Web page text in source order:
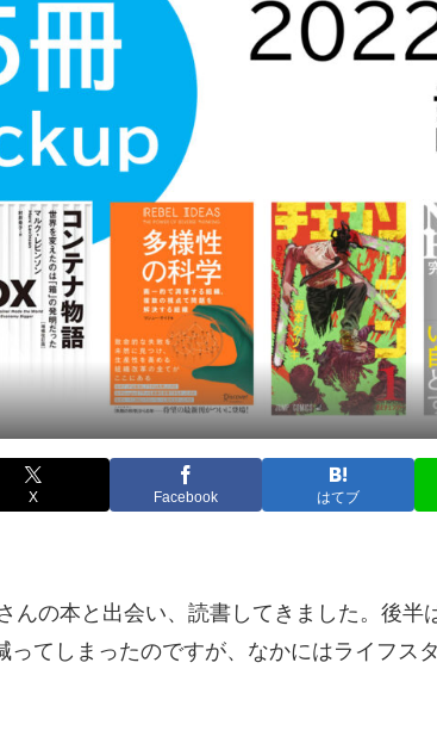
X Facebook はてブ
んの本と出会い、読書してきました。後半
ってしまったのですが、なかにはライフス